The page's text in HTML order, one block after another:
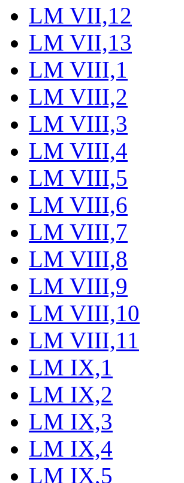
LM VII,12
LM VII,13
LM VIII,1
LM VIII,2
LM VIII,3
LM VIII,4
LM VIII,5
LM VIII,6
LM VIII,7
LM VIII,8
LM VIII,9
LM VIII,10
LM VIII,11
LM IX,1
LM IX,2
LM IX,3
LM IX,4
LM IX,5